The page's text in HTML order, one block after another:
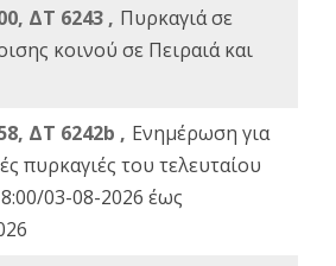
ΔΤ 6243 , Πυρκαγιά σε
κοινού σε Πειραιά και
ΔΤ 6242b , Ενημέρωση για
πυρκαγιές του τελευταίου
03-08-2026 έως